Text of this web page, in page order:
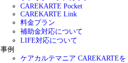
CAREKARTE Pocket
CAREKARTE Link
料金プラン
補助金対応について
LIFE対応について
事例
ケアカルテマニア CAREKARTEを